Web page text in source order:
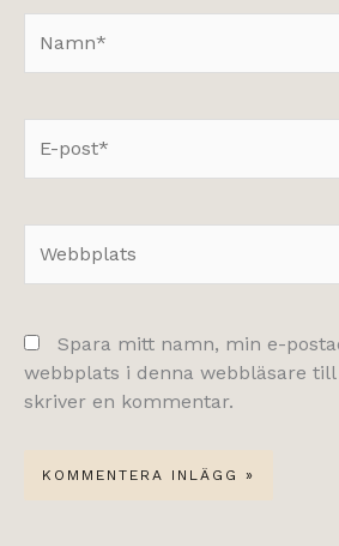
post*
Spara mitt namn, min e-
webbplats i denna webbläsare till
skriver en kommentar.